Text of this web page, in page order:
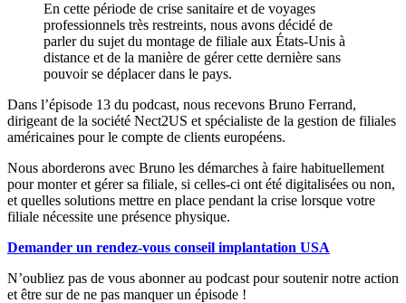
En cette période de crise sanitaire et de voyages
professionnels très restreints, nous avons décidé de
parler du sujet du montage de filiale aux États-Unis à
distance et de la manière de gérer cette dernière sans
pouvoir se déplacer dans le pays.
Dans l’épisode 13 du podcast, nous recevons Bruno Ferrand,
dirigeant de la société Nect2US et spécialiste de la gestion de filiales
américaines pour le compte de clients européens.
Nous aborderons avec Bruno les démarches à faire habituellement
pour monter et gérer sa filiale, si celles-ci ont été digitalisées ou non,
et quelles solutions mettre en place pendant la crise lorsque votre
filiale nécessite une présence physique.
Demander un rendez-vous conseil implantation USA
N’oubliez pas de vous abonner au podcast pour soutenir notre action
et être sur de ne pas manquer un épisode !